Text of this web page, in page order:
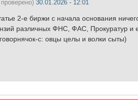
30.01.2026 - 12:01
2-е биржи с начала основания
различных ФНС, ФАС, Прокуратур и
с: овцы целы и волки сыты)